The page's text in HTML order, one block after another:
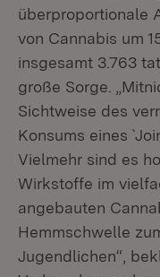
überproportionale
von Cannabis um
insgesamt 3.763
große Sorge.
Sichtweise des
Konsums eines
Vielmehr sind es
Wirkstoffe im
angebauten
Hemmschwelle
Jugendlichen“,